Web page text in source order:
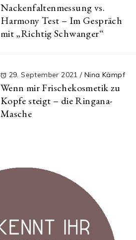
Nackenfaltenmessung vs.
Harmony Test – Im Gespräch
mit „Richtig Schwanger“
29. September 2021/ Nina Kämpf
Wenn mir Frischekosmetik zu
Kopfe steigt – die Ringana-
Masche